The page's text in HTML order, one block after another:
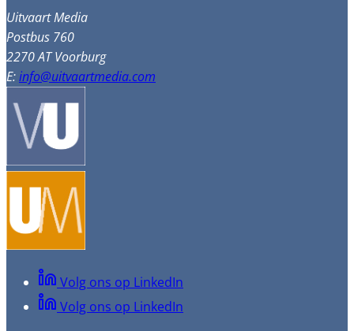
Uitvaart Media
Postbus 760
2270 AT Voorburg
E:info@uitvaartmedia.com
Volg ons op LinkedIn
Volg ons op LinkedIn